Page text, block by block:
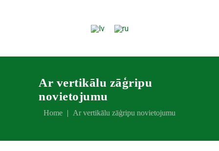
Ar vertikālu zāģripu
novietojumu
Home Ar vertikālu zāģripu novietojumu